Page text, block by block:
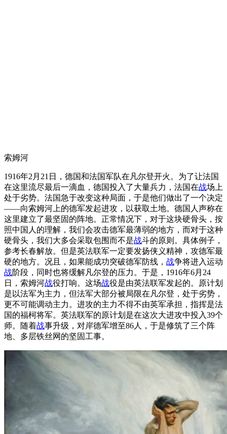
索姆河
1916年2月21日，德国和法国军队在凡尔登开火。为了让法国
在这里流尽最后一滴血，德国投入了大量兵力，法国在战场上
处于劣势。法国急于改变这种局面，于是他们做出了一个决定
——向索姆河上的德军发起进攻，以获取土地。德国人声称在
这里建立了最坚固的阵地。正常情况下，对于这块硬骨头，按
照中国人的理解，我们会攻击德军最薄弱的地方，而对于这种
硬骨头，我们大多会采取包围而不是战斗的原则。具体例子，
参考长春解放。但是英法联军一定要发扬侠义精神，攻德军最
硬的地方。况且，如果能成功突破德军防线， 战争将进入运动
战阶段，同时也将缓解凡尔登的压力。于是，1916年6月24
日，索姆河战役打响。这场战役是由英法联军发起的。原计划
是以法军为主力，但法军大部分被局限在凡尔登，处于劣势，
更不可能调动主力。进攻的主力不得不由英军承担，指挥是法
国的福柯将军。英法联军的原计划是在这次大进攻中投入39个
师。随着战事升级，对岸德军增至86人，于是修筑了三个阵
地、多层铁丝网的坚固工事。